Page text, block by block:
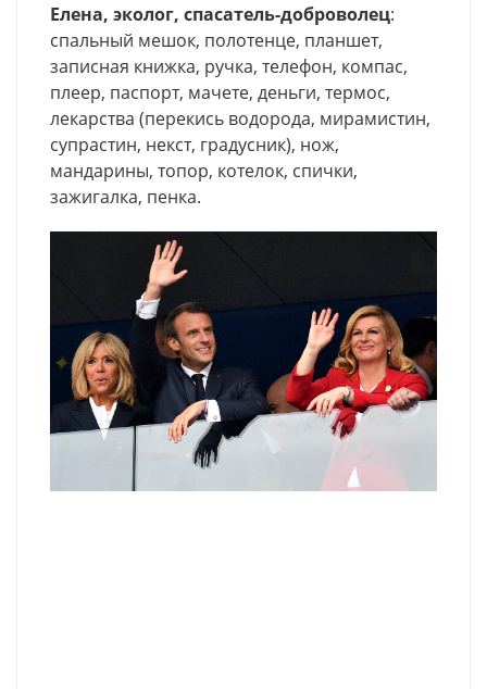
Елена, эколог, спасатель-доброволец:
спальный мешок, полотенце, планшет,
записная книжка, ручка, телефон, компас,
плеер, паспорт, мачете, деньги, термос,
лекарства (перекись водорода, мирамистин,
супрастин, некст, градусник), нож,
мандарины, топор, котелок, спички,
зажигалка, пенка.